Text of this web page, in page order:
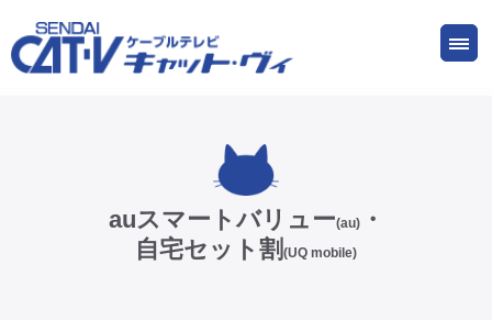
auスマートバリュー(au)・
自宅セット割 (UQ mobile)
仙台CATV キャット・ヴィってなに?
ケーブルテレビ